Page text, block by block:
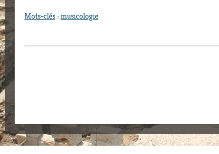
Mots-clés:musicologie